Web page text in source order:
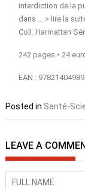
interdiction de la
dans … > lire la
Coll. Harmattan
242 pages • 24
EAN :
Posted in Santé-
LEAVE A